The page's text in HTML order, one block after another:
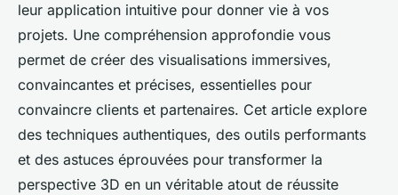
leur application intuitive pour donner vie à vos
projets. Une compréhension approfondie vous
permet de créer des visualisations immersives,
convaincantes et précises, essentielles pour
convaincre clients et partenaires. Cet article explore
des techniques authentiques, des outils performants
et des astuces éprouvées pour transformer la
perspective 3D en un véritable atout de réussite